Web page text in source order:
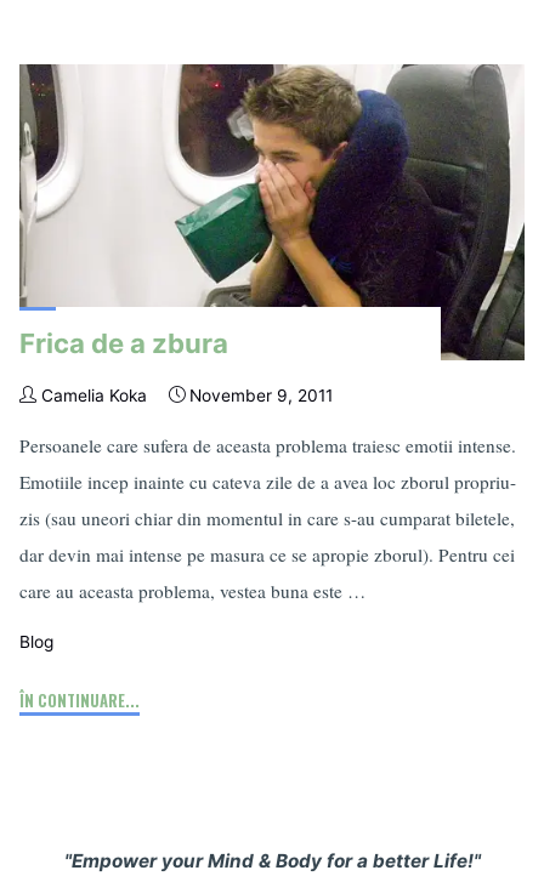
Frica de a zbura
Camelia Koka November 9, 2011
Persoanele care sufera de aceasta problema traiesc emotii intense.
Emotiile incep inainte cu cateva zile de a avea loc zborul propriu-
zis (sau uneori chiar din momentul in care s-au cumparat biletele,
dar devin mai intense pe masura ce se apropie zborul). Pentru cei
care au aceasta problema, vestea buna este …
Blog
ÎN CONTINUARE...
"Empower your Mind & Body for a better Life!"